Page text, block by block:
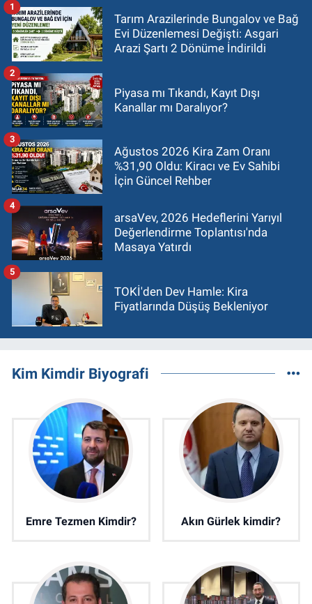
Tarım Arazilerinde Bungalov ve Bağ
Evi Düzenlemesi Değişti: Asgari
Arazi Şartı 2 Dönüme İndirildi
1
Piyasa mı Tıkandı, Kayıt Dışı
Kanallar mı Daralıyor?
2
Ağustos 2026 Kira Zam Oranı
%31,90 Oldu: Kiracı ve Ev Sahibi
İçin Güncel Rehber
3
arsaVev, 2026 Hedeflerini Yarıyıl
Değerlendirme Toplantısı'nda
Masaya Yatırdı
4
TOKİ'den Dev Hamle: Kira
Fiyatlarında Düşüş Bekleniyor
5
Kim Kimdir Biyografi
Emre Tezmen Kimdir? Akın Gürlek kimdir?